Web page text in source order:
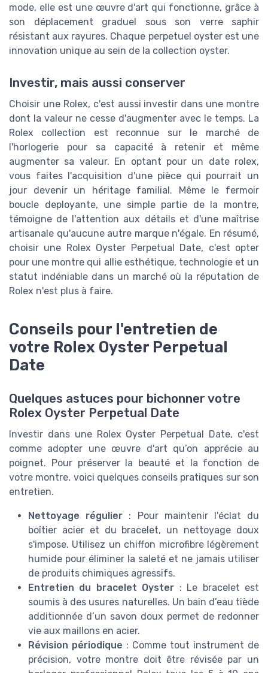
mode, elle est une œuvre d'art qui fonctionne, grâce à
son déplacement graduel sous son verre saphir
résistant aux rayures. Chaque perpetuel oyster est une
innovation unique au sein de la collection oyster.
Investir, mais aussi conserver
Choisir une Rolex, c'est aussi investir dans une montre
dont la valeur ne cesse d'augmenter avec le temps. La
Rolex collection est reconnue sur le marché de
l'horlogerie pour sa capacité à retenir et même
augmenter sa valeur. En optant pour un date rolex,
vous faites l'acquisition d'une pièce qui pourrait un
jour devenir un héritage familial. Même le fermoir
boucle deployante, une simple partie de la montre,
témoigne de l'attention aux détails et d'une maîtrise
artisanale qu'aucune autre marque n'égale. En résumé,
choisir une Rolex Oyster Perpetual Date, c'est opter
pour une montre qui allie esthétique, technologie et un
statut indéniable dans un marché où la réputation de
Rolex n'est plus à faire.
Conseils pour l'entretien de
votre Rolex Oyster Perpetual
Date
Quelques astuces pour bichonner votre
Rolex Oyster Perpetual Date
Investir dans une Rolex Oyster Perpetual Date, c'est
comme adopter une œuvre d'art qu’on apprécie au
poignet. Pour préserver la beauté et la fonction de
votre montre, voici quelques conseils pratiques sur son
entretien.
Nettoyage régulier : Pour maintenir l'éclat du
boîtier acier et du bracelet, un nettoyage doux
s'impose. Utilisez un chiffon microfibre légèrement
humide pour éliminer la saleté et ne jamais utiliser
de produits chimiques agressifs.
Entretien du bracelet Oyster : Le bracelet est
soumis à des usures naturelles. Un bain d’eau tiède
additionnée d’un savon doux permet de redonner
vie aux maillons en acier.
Révision périodique : Comme tout instrument de
précision, votre montre doit être révisée par un